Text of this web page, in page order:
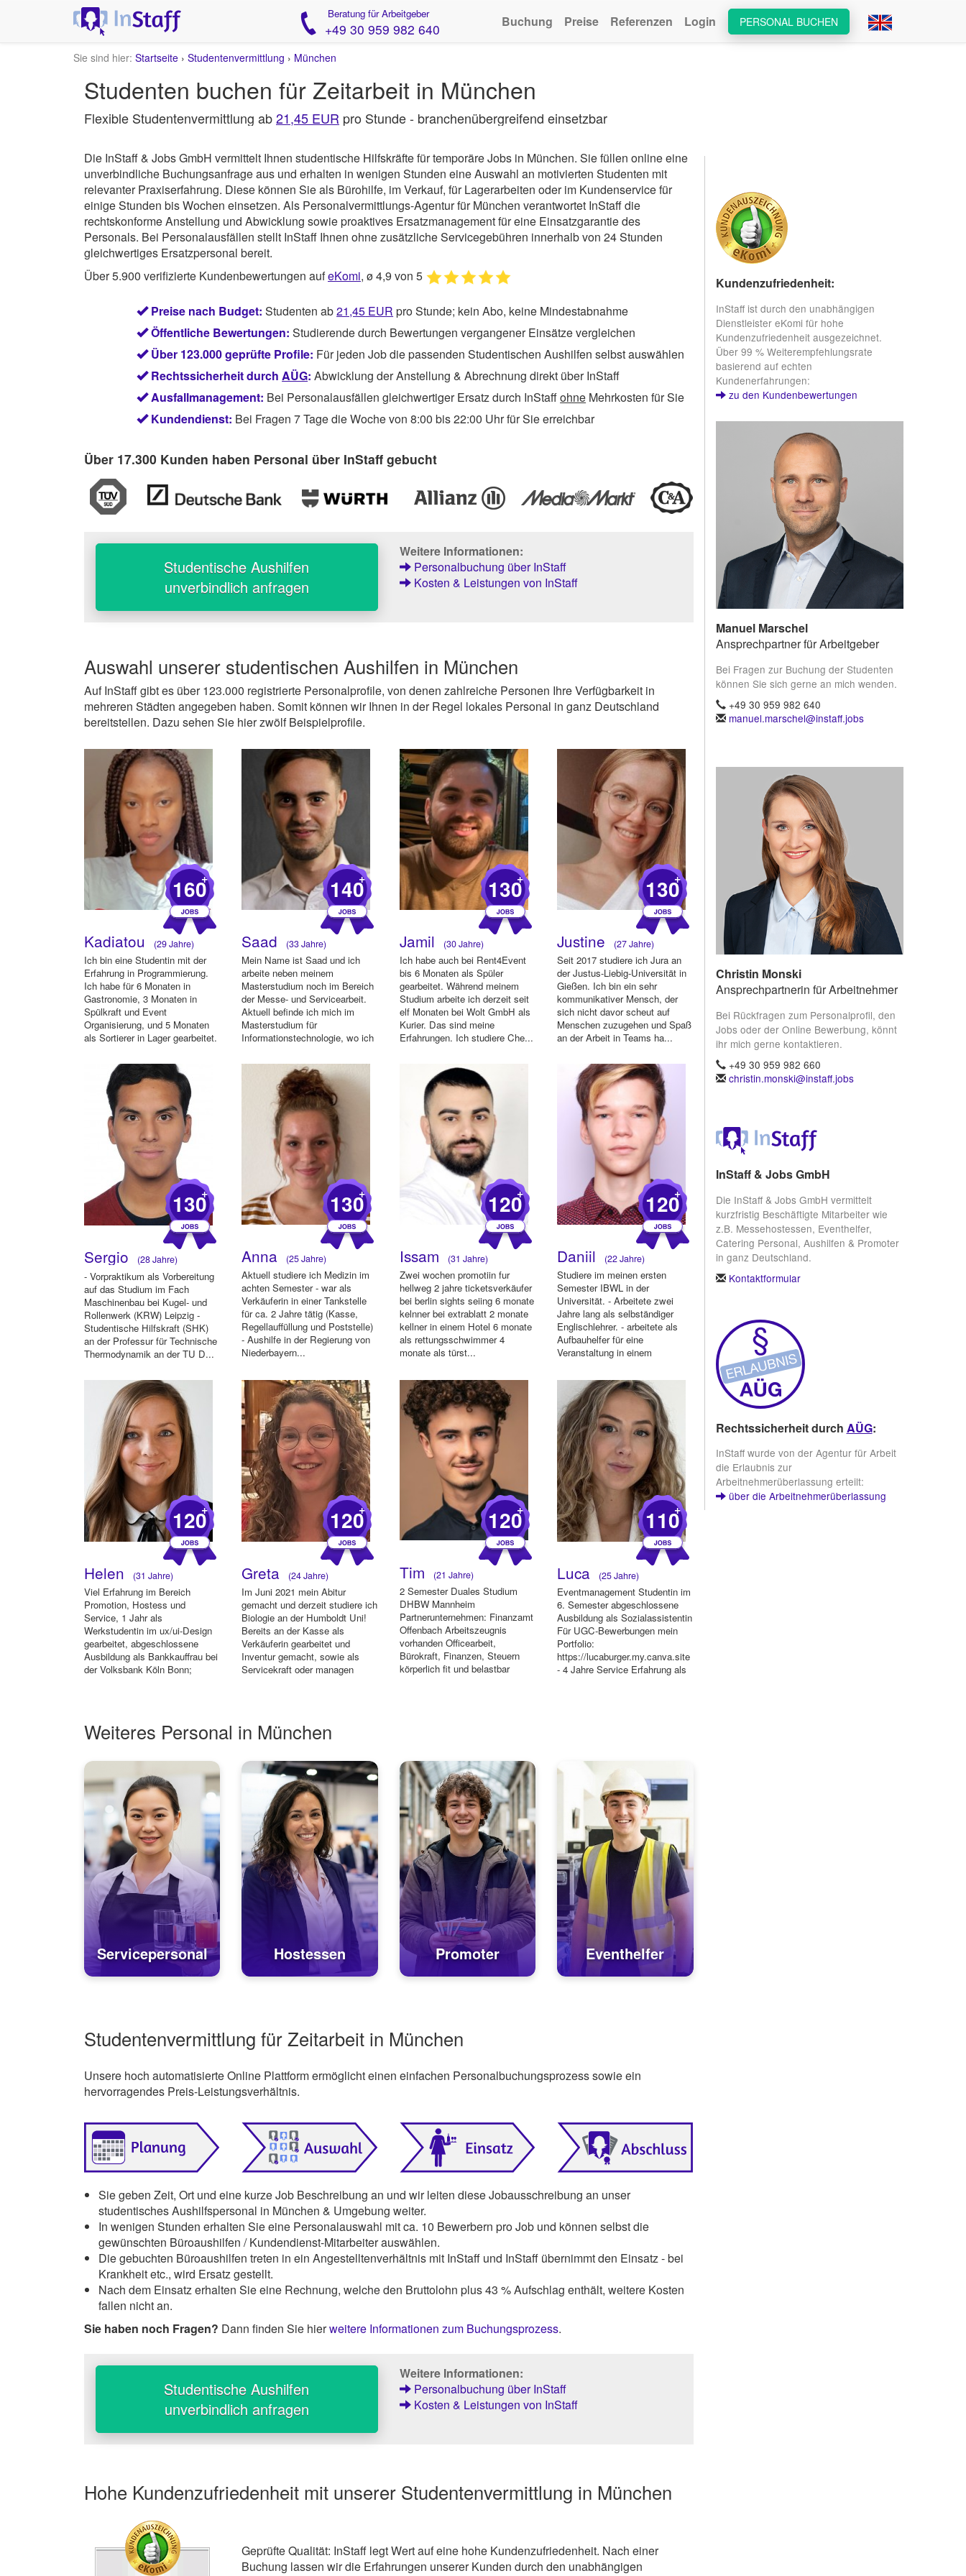
Beratung für Arbeitgeber
+49 30 959 982 640 PERSONAL BUCHEN
Buchung Preise Referenzen Login
Sie sind hier: Startseite › Studentenvermittlung › München
Studenten buchen für Zeitarbeit in München
Flexible Studentenvermittlung ab21,45 EUR pro Stunde - branchenübergreifend einsetzbar
Die InStaff & Jobs GmbH vermittelt Ihnen studentische Hilfskräfte für temporäre Jobs in München. Sie füllen online eine
unverbindliche Buchungsanfrage aus und erhalten in wenigen Stunden eine Auswahl an motivierten Studenten mit
relevanter Praxiserfahrung. Diese können Sie als Bürohilfe, im Verkauf, für Lagerarbeiten oder im Kundenservice für
einige Stunden bis Wochen einsetzen. Als Personalvermittlungs-Agentur für München verantwortet InStaffdie
rechtskonforme Anstellung und Abwicklung sowie proaktives Ersatzmanagement für eine Einsatzgarantie des
Personals. Bei Personalausfällen stellt InStaff Ihnen ohne zusätzliche Servicegebühren innerhalb von 24 Stunden
gleichwertiges Ersatzpersonal bereit.
Über 5.900 verifizierte Kundenbewertungen aufeKomi, ø 4,9 von 5
Preise nach Budget: Studenten ab21,45 EUR pro Stunde; kein Abo, keine Mindestabnahme
Öffentliche Bewertungen: Studierende durch Bewertungen vergangener Einsätze vergleichen
Über 123.000 geprüfte Profile: Für jeden Job die passenden Studentischen Aushilfen selbst auswählen
Rechtssicherheit durchAÜG: Abwicklung der Anstellung & Abrechnung direkt über InStaff
Ausfallmanagement: Bei Personalausfällen gleichwertiger Ersatz durch InStaffohne Mehrkosten für Sie
Kundendienst: Bei Fragen 7 Tage die Woche von 8:00 bis 22:00 Uhr für Sie erreichbar
Über 17.300 Kunden haben Personal über InStaff gebucht
Studentische Aushilfen
unverbindlich anfragen
Weitere Informationen:
Personalbuchung über InStaff
Kosten & Leistungen von InStaff
Auswahl unserer studentischen Aushilfen in München
Auf InStaff gibt es über 123.000 registrierte Personalprofile, von denen zahlreiche Personen Ihre Verfügbarkeit in
mehreren Städten angegeben haben. Somit können wir Ihnen in der Regel lokales Personal in ganz Deutschland
bereitstellen. Dazu sehen Sie hier zwölf Beispielprofile.
160
+
Kadiatou (29 Jahre)
Ich bin eine Studentin mit der
Erfahrung in Programmierung.
Ich habe für 6 Monaten in
Gastronomie, 3 Monaten in
Spülkraft und Event
Organisierung, und 5 Monaten
als Sortierer in Lager gearbeitet.
140
+
Saad (33 Jahre)
Mein Name ist Saad und ich
arbeite neben meinem
Masterstudium noch im Bereich
der Messe- und Servicearbeit.
Aktuell befinde ich mich im
Masterstudium für
Informationstechnologie, wo ich
130
+
Jamil (30 Jahre)
Ich habe auch bei Rent4Event
bis 6 Monaten als Spüler
gearbeitet. Während meinem
Studium arbeite ich derzeit seit
elf Monaten bei Wolt GmbH als
Kurier. Das sind meine
Erfahrungen. Ich studiere Che...
130
+
Justine (27 Jahre)
Seit 2017 studiere ich Jura an
der Justus-Liebig-Universität in
Gießen. Ich bin ein sehr
kommunikativer Mensch, der
sich nicht davor scheut auf
Menschen zuzugehen und Spaß
an der Arbeit in Teams ha...
130
+
Sergio (28 Jahre)
- Vorpraktikum als Vorbereitung
auf das Studium im Fach
Maschinenbau bei Kugel- und
Rollenwerk (KRW) Leipzig -
Studentische Hilfskraft (SHK)
an der Professur für Technische
Thermodynamik an der TU D...
130
+
Anna (25 Jahre)
Aktuell studiere ich Medizin im
achten Semester - war als
Verkäuferin in einer Tankstelle
für ca. 2 Jahre tätig (Kasse,
Regellauffüllung und Poststelle)
- Aushilfe in der Regierung von
Niederbayern...
120
+
Issam (31 Jahre)
Zwei wochen promotiin fur
hellweg 2 jahre ticketsverkäufer
bei berlin sights seiing 6 monate
kelnner bei extrablatt 2 monate
kellner in einem Hotel 6 monate
als rettungsschwimmer 4
monate als türst...
120
+
Daniil (22 Jahre)
Studiere im meinen ersten
Semester IBWL in der
Universität. - Arbeitete zwei
Jahre lang als selbständiger
Englischlehrer. - arbeitete als
Aufbauhelfer für eine
Veranstaltung in einem
120
+
Helen (31 Jahre)
Viel Erfahrung im Bereich
Promotion, Hostess und
Service, 1 Jahr als
Werkstudentin im ux/ui-Design
gearbeitet, abgeschlossene
Ausbildung als Bankkauffrau bei
der Volksbank Köln Bonn;
120
+
Greta (24 Jahre)
Im Juni 2021 mein Abitur
gemacht und derzeit studiere ich
Biologie an der Humboldt Uni!
Bereits an der Kasse als
Verkäuferin gearbeitet und
Inventur gemacht, sowie als
Servicekraft oder managen
120
+
Tim (21 Jahre)
2 Semester Duales Studium
DHBW Mannheim
Partnerunternehmen: Finanzamt
Offenbach Arbeitszeugnis
vorhanden Officearbeit,
Bürokraft, Finanzen, Steuern
körperlich fit und belastbar
110
+
Luca (25 Jahre)
Eventmanagement Studentin im
6. Semester abgeschlossene
Ausbildung als Sozialassistentin
Für UGC-Bewerbungen mein
Portfolio:
https://lucaburger.my.canva.site
- 4 Jahre Service Erfahrung als
Weiteres Personal in München
Servicepersonal Hostessen Promoter Eventhelfer
Studentenvermittlung für Zeitarbeit in München
Unsere hoch automatisierte Online Plattform ermöglicht einen einfachen Personalbuchungsprozess sowie ein
hervorragendes Preis-Leistungsverhältnis.
Sie geben Zeit, Ort und eine kurze Job Beschreibung an und wir leiten diese Jobausschreibung an unser
studentisches Aushilfspersonal in München & Umgebung weiter.
In wenigen Stunden erhalten Sie eine Personalauswahl mit ca. 10 Bewerbern pro Job und können selbst die
gewünschten Büroaushilfen / Kundendienst-Mitarbeiter auswählen.
Die gebuchten Büroaushilfen treten in ein Angestelltenverhältnis mit InStaff und InStaff übernimmt den Einsatz - bei
Krankheit etc., wird Ersatz gestellt.
Nach dem Einsatz erhalten Sie eine Rechnung, welche den Bruttolohn plus 43 % Aufschlag enthält, weitere Kosten
fallen nicht an.
Sie haben noch Fragen? Dann finden Sie hierweitere Informationen zum Buchungsprozess.
Studentische Aushilfen
unverbindlich anfragen
Weitere Informationen:
Personalbuchung über InStaff
Kosten & Leistungen von InStaff
Hohe Kundenzufriedenheit mit unserer Studentenvermittlung in München
Geprüfte Qualität: InStaff legt Wert auf eine hohe Kundenzufriedenheit. Nach einer
Buchung lassen wir die Erfahrungen unserer Kunden durch den unabhängigen
Kundenzufriedenheit:
InStaff ist durch den unabhängigen
Dienstleister eKomi für hohe
Kundenzufriedenheit ausgezeichnet.
Über 99 % Weiterempfehlungsrate
basierend auf echten
Kundenerfahrungen:
zu den Kundenbewertungen
Manuel Marschel
Ansprechpartner für Arbeitgeber
Bei Fragen zur Buchung der Studenten
können Sie sich gerne an mich wenden.
+49 30 959 982 640
manuel.marschel@instaff.jobs
Christin Monski
Ansprechpartnerin für Arbeitnehmer
Bei Rückfragen zum Personalprofil, den
Jobs oder der Online Bewerbung, könnt
ihr mich gerne kontaktieren.
+49 30 959 982 660
christin.monski@instaff.jobs
InStaff & Jobs GmbH
Die InStaff & Jobs GmbH vermittelt
kurzfristig Beschäftigte Mitarbeiter wie
z.B. Messehostessen, Eventhelfer,
Catering Personal, Aushilfen & Promoter
in ganz Deutschland.
Kontaktformular
Rechtssicherheit durch AÜG:
InStaff wurde von der Agentur für Arbeit
die Erlaubnis zur
Arbeitnehmerüberlassung erteilt:
über die Arbeitnehmerüberlassung